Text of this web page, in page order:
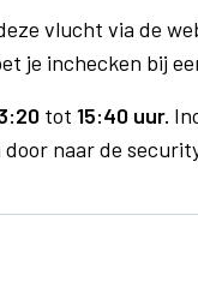
vlucht via de
je inchecken bij
tot 15:40 uur.
naar de